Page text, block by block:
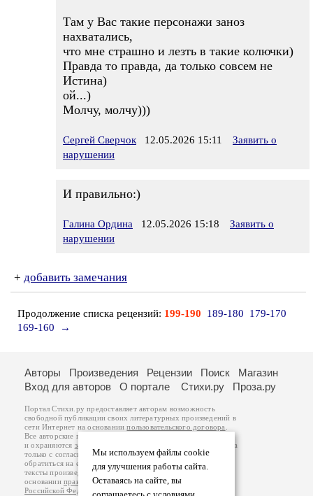
Там у Вас такие персонажи заноз
нахватались,
что мне страшно и лезть в такие колючки)
Правда то правда, да только совсем не
Истина)
ой...)
Молчу, молчу)))
Сергей Сверчок 12.05.2026 15:11
Заявить о
нарушении
И правильно:)
Галина Ордина 12.05.2026 15:18
Заявить о
нарушении
+ добавить замечания
Продолжение списка рецензий: 199-190 189-180
179-170
169-160
→
Мы используем файлы cookie
для улучшения работы сайта.
Оставаясь на сайте, вы
Авторы Произведения Рецензии Поиск
Магазин
Вход для авторов
О портале Стихи.ру Проза.ру
Портал Стихи.ру предоставляет авторам возможность
свободной публикации своих литературных произведений в
сети Интернет на основаниипользовательского договора
Все авторские права на произведения принадлежат авторам
и охраняются законом
. Перепечатка произведений возможна
только с согласия его автора, к которому вы можете
обратиться на его авторской странице. Ответственность за
тексты произведений авторы несут самостоятельно на
основанииправил публикацииизаконодательства
Российской Федерации